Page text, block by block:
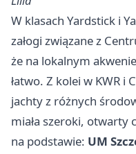
W klasach Yardstick i
załogi związane z
że na lokalnym
łatwo. Z kolei w KWR i
jachty z różnych
miała szeroki, otwarty
na podstawie: UM